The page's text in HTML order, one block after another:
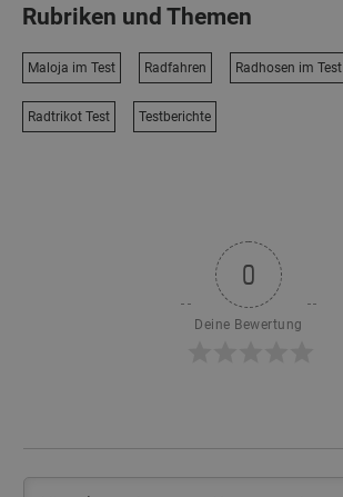
Rubriken und Themen
Maloja im Test Radfahren Radhosen im Test
Radtrikot Test Testberichte
0
Deine Bewertung